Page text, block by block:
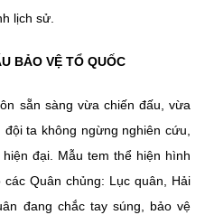
lịch sử.
BẢO VỆ TỔ QUỐC
sẵn sàng vừa chiến đấu, vừa
ta không ngừng nghiên cứu,
đại. Mẫu tem thể hiện hình
Quân chủng: Lục quân, Hải
đang chắc tay súng, bảo vệ